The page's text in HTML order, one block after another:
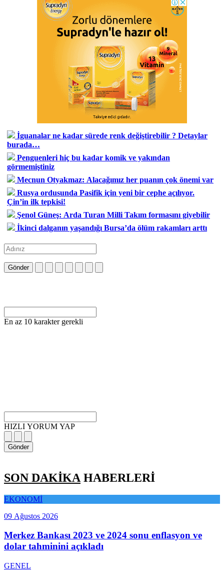
İguanalar ne kadar sürede renk değiştirebilir ? Detaylar
burada…
Penguenleri hiç bu kadar komik ve yakından
görmemiştiniz
Mecnun Otyakmaz: Alacağımız her puanın çok önemi var
Rusya ordusunda Pasifik için yeni bir cephe açılıyor.
Çin’in ilk tepkisi!
Şenol Güneş: Arda Turan Milli Takım formasını giyebilir
İkinci dalganın yaşandığı Bursa’da ölüm rakamları arttı
Gönder
En az 10 karakter gerekli
HIZLI YORUM YAP
Gönder
SON DAKİKA HABERLERİ
EKONOMİ
09 Ağustos 2026
Merkez Bankası 2023 ve 2024 sonu enflasyon ve
dolar tahminini açıkladı
GENEL